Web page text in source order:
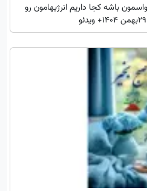
باشه کجا داریم انرژیهامون رو